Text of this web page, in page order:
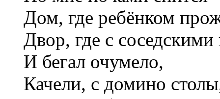
Дом, где ребёнком
Двор, где с соседскими
И бегал очумело,
Качели, с домино